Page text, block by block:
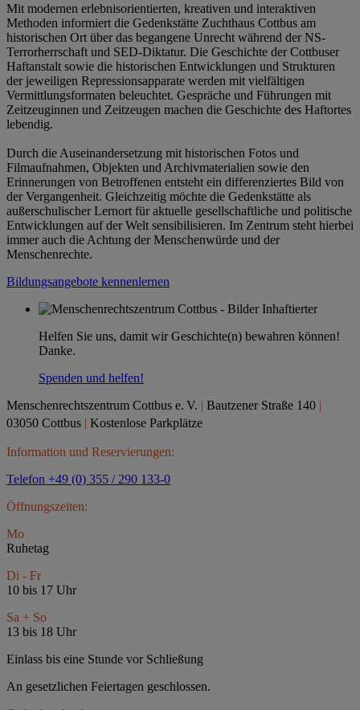
Mit modernen erlebnisorientierten, kreativen und interaktiven
Methoden informiert die Gedenkstätte Zuchthaus Cottbus am
historischen Ort über das begangene Unrecht während der NS-
Terrorherrschaft und SED-Diktatur. Die Geschichte der Cottbuser
Haftanstalt sowie die historischen Entwicklungen und Strukturen
der jeweiligen Repressionsapparate werden mit vielfältigen
Vermittlungsformaten beleuchtet. Gespräche und Führungen mit
Zeitzeuginnen und Zeitzeugen machen die Geschichte des Haftortes
lebendig.
Durch die Auseinandersetzung mit historischen Fotos und
Filmaufnahmen, Objekten und Archivmaterialien sowie den
Erinnerungen von Betroffenen entsteht ein differenziertes Bild von
der Vergangenheit. Gleichzeitig möchte die Gedenkstätte als
außerschulischer Lernort für aktuelle gesellschaftliche und politische
Entwicklungen auf der Welt sensibilisieren. Im Zentrum steht hierbei
immer auch die Achtung der Menschenwürde und der
Menschenrechte.
Bildungsangebote kennenlernen
Helfen Sie uns, damit wir Geschichte(n) bewahren können!
Danke.
Spenden und helfen!
Menschenrechtszentrum Cottbus e. V. | Bautzener Straße 140 |
03050 Cottbus | Kostenlose Parkplätze
Information und Reservierungen:
Telefon +49 (0) 355 / 290 133-0
Öffnungszeiten:
Mo
Ruhetag
Di - Fr
10 bis 17 Uhr
Sa + So
13 bis 18 Uhr
Einlass bis eine Stunde vor Schließung
An gesetzlichen Feiertagen geschlossen.